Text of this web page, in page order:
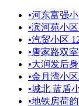
•河东富强
•滨河苑小
•汽贸小区
•唐家路双
•大润发后
•金月湾小
•城北 蓝盾
•地铁房荷